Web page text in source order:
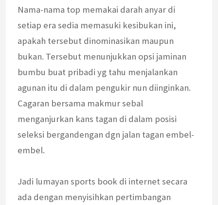
Nama-nama top memakai darah anyar di
setiap era sedia memasuki kesibukan ini,
apakah tersebut dinominasikan maupun
bukan. Tersebut menunjukkan opsi jaminan
bumbu buat pribadi yg tahu menjalankan
agunan itu di dalam pengukir nun diinginkan.
Cagaran bersama makmur sebal
menganjurkan kans tagan di dalam posisi
seleksi bergandengan dgn jalan tagan embel-
embel.
Jadi lumayan sports book di internet secara
ada dengan menyisihkan pertimbangan